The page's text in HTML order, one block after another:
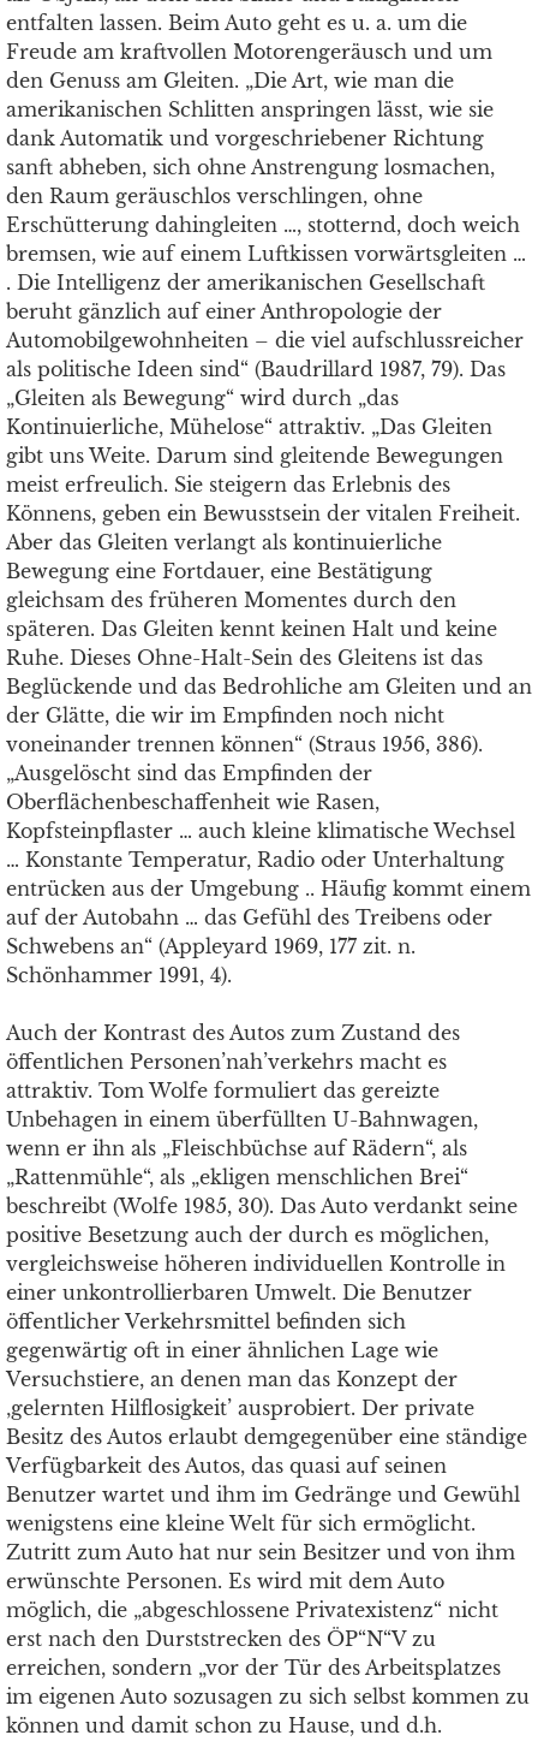
entfalten lassen. Beim Auto geht es u. a. um die
Freude am kraftvollen Motorengeräusch und um
den Genuss am Gleiten. „Die Art, wie man die
amerikanischen Schlitten anspringen lässt, wie sie
dank Automatik und vorgeschriebener Richtung
sanft abheben, sich ohne Anstrengung losmachen,
den Raum geräuschlos verschlingen, ohne
Erschütterung dahingleiten …, stotternd, doch weich
bremsen, wie auf einem Luftkissen vorwärtsgleiten …
. Die Intelligenz der amerikanischen Gesellschaft
beruht gänzlich auf einer Anthropologie der
Automobilgewohnheiten – die viel aufschlussreicher
als politische Ideen sind“ (Baudrillard 1987, 79). Das
„Gleiten als Bewegung“ wird durch „das
Kontinuierliche, Mühelose“ attraktiv. „Das Gleiten
gibt uns Weite. Darum sind gleitende Bewegungen
meist erfreulich. Sie steigern das Erlebnis des
Könnens, geben ein Bewusstsein der vitalen Freiheit.
Aber das Gleiten verlangt als kontinuierliche
Bewegung eine Fortdauer, eine Bestätigung
gleichsam des früheren Momentes durch den
späteren. Das Gleiten kennt keinen Halt und keine
Ruhe. Dieses Ohne-Halt-Sein des Gleitens ist das
Beglückende und das Bedrohliche am Gleiten und an
der Glätte, die wir im Empfinden noch nicht
voneinander trennen können“ (Straus 1956, 386).
„Ausgelöscht sind das Empfinden der
Oberflächenbeschaffenheit wie Rasen,
Kopfsteinpflaster … auch kleine klimatische Wechsel
… Konstante Temperatur, Radio oder Unterhaltung
entrücken aus der Umgebung .. Häufig kommt einem
auf der Autobahn … das Gefühl des Treibens oder
Schwebens an“ (Appleyard 1969, 177 zit. n.
Schönhammer 1991, 4).
Auch der Kontrast des Autos zum Zustand des
öffentlichen Personen’nah’verkehrs macht es
attraktiv. Tom Wolfe formuliert das gereizte
Unbehagen in einem überfüllten U-Bahnwagen,
wenn er ihn als „Fleischbüchse auf Rädern“, als
„Rattenmühle“, als „ekligen menschlichen Brei“
beschreibt (Wolfe 1985, 30). Das Auto verdankt seine
positive Besetzung auch der durch es möglichen,
vergleichsweise höheren individuellen Kontrolle in
einer unkontrollierbaren Umwelt. Die Benutzer
öffentlicher Verkehrsmittel befinden sich
gegenwärtig oft in einer ähnlichen Lage wie
Versuchstiere, an denen man das Konzept der
‚gelernten Hilflosigkeit’ ausprobiert. Der private
Besitz des Autos erlaubt demgegenüber eine ständige
Verfügbarkeit des Autos, das quasi auf seinen
Benutzer wartet und ihm im Gedränge und Gewühl
wenigstens eine kleine Welt für sich ermöglicht.
Zutritt zum Auto hat nur sein Besitzer und von ihm
erwünschte Personen. Es wird mit dem Auto
möglich, die „abgeschlossene Privatexistenz“ nicht
erst nach den Durststrecken des ÖP“N“V zu
erreichen, sondern „vor der Tür des Arbeitsplatzes
im eigenen Auto sozusagen zu sich selbst kommen zu
können und damit schon zu Hause, und d.h.